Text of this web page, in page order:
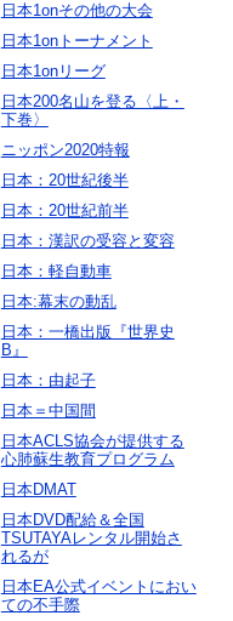
日本1onその他の大会
日本1onトーナメント
日本1onリーグ
日本200名山を登る〈上・
下巻〉
ニッポン2020特報
日本：20世紀後半
日本：20世紀前半
日本：漢訳の受容と変容
日本：軽自動車
日本:幕末の動乱
日本：一橋出版『世界史
B』
日本：由起子
日本＝中国間
日本ACLS協会が提供する
心肺蘇生教育プログラム
日本DMAT
日本DVD配給＆全国
TSUTAYAレンタル開始さ
れるが
日本EA公式イベントにおい
ての不手際